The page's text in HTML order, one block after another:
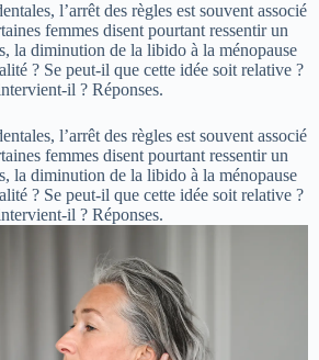
l’arrêt des règles est souvent associé
femmes disent pourtant ressentir un
la diminution de la libido à la ménopause
? Se peut-il que cette idée soit relative ?
il ? Réponses.
l’arrêt des règles est souvent associé
femmes disent pourtant ressentir un
la diminution de la libido à la ménopause
? Se peut-il que cette idée soit relative ?
il ? Réponses.